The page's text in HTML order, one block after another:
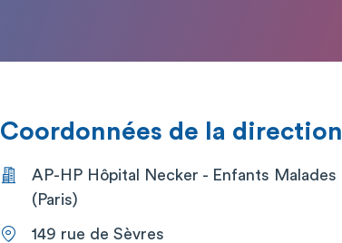
Coordonnées de la direction
AP-HP Hôpital Necker - Enfants Malades
(Paris)
149 rue de Sèvres